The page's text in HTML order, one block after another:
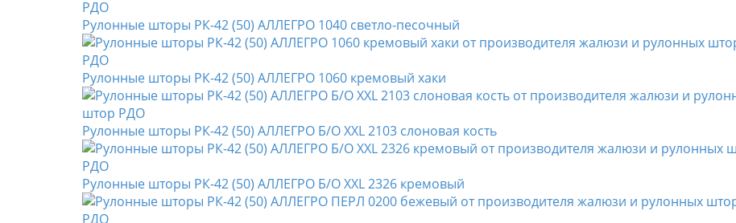
Рулонные шторы РК-42 (50) АЛЛЕГРО 1040 светло-песочный
Рулонные шторы РК-42 (50) АЛЛЕГРО 1060 кремовый хаки
Рулонные шторы РК-42 (50) АЛЛЕГРО Б/О XXL 2103 слоновая кость
Рулонные шторы РК-42 (50) АЛЛЕГРО Б/О XXL 2326 кремовый